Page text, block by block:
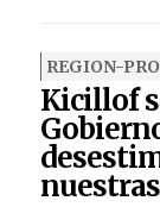
REGION-
Kicillof